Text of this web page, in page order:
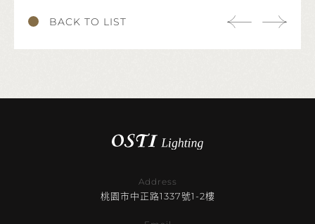
BACK TO LIST
Address
桃園市中正路1337號1-2樓